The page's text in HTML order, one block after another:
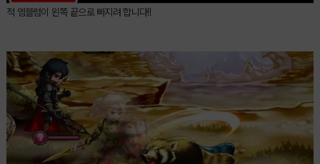
적 엠블럼이 왼쪽 끝으로 빠지려 합니다!!